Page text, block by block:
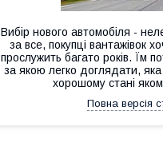
Вибір нового автомобіля -
за все, покупці вантажівок
прослужить багато років. Їм
за якою легко доглядати,
хорошому стані
Повна версія